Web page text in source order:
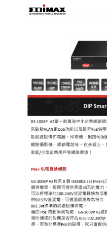
門禁系統
EDIMAX 訊舟
EDIMAX 訊舟
PSTEK 五角
ATEN
保全防盜
共同天線
電話總機
廣播音響